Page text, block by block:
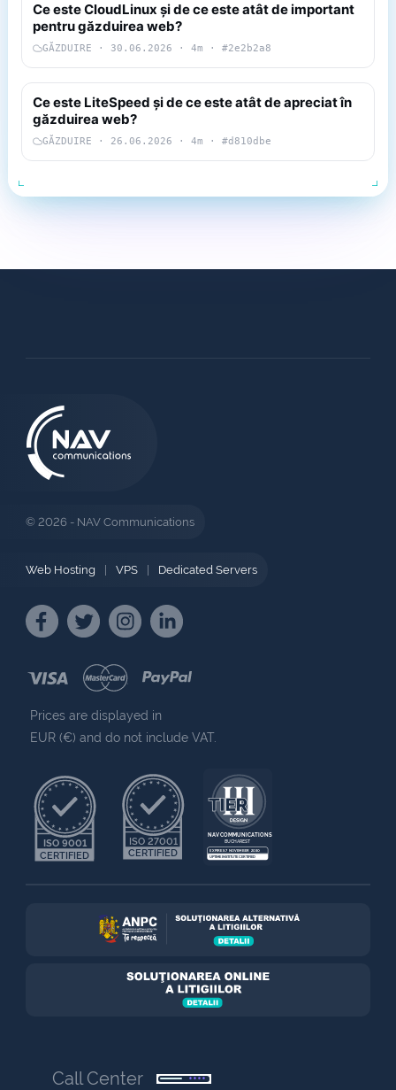
Ce este CloudLinux și de ce este atât de important
pentru găzduirea web?
GĂZDUIRE · 30.06.2026 · 4m · #2e2b2a8
Ce este LiteSpeed și de ce este atât de apreciat în
găzduirea web?
GĂZDUIRE · 26.06.2026 · 4m · #d810dbe
© 2026 - NAV Communications
Web Hosting VPS Dedicated Servers
Prices are displayed in
EUR (€) and do not include VAT.
ISO 9001
CERTIFIED
ISO 27001
CERTIFIED
NAV COMMUNICATIONS
BUCHAREST
EXPIRES 7 NOVEMBER 2030
UPTIME INSTITUTE CERTIFIED
Call Center